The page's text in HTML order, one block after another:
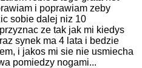
i poprawiam zeby
sobie dalej niz 10
ze tak jak mi kiedys
synek ma 4 lata i bedzie
i jakos mi sie nie usmiecha
pomiedzy nogami...